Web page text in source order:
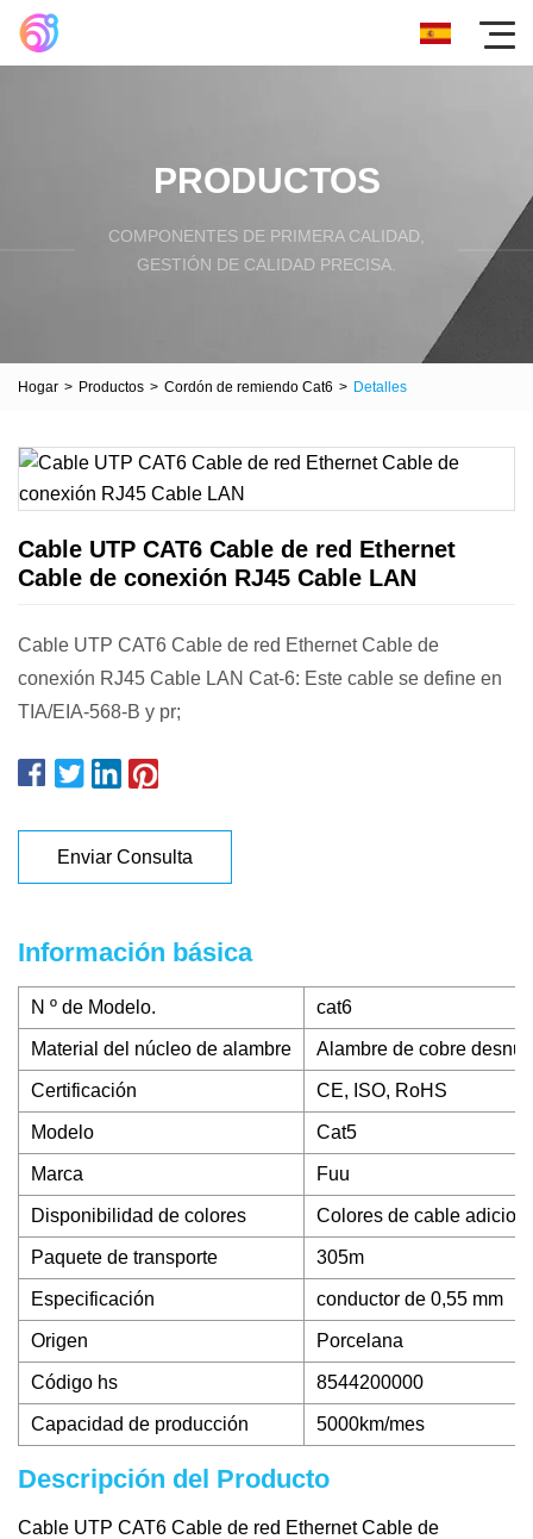
PRODUCTOS
COMPONENTES DE PRIMERA CALIDAD,
GESTIÓN DE CALIDAD PRECISA.
Hogar > Productos > Cordón de remiendo Cat6 > Detalles
Cable UTP CAT6 Cable de red Ethernet
Cable de conexión RJ45 Cable LAN
Cable UTP CAT6 Cable de red Ethernet Cable de
conexión RJ45 Cable LAN Cat-6: Este cable se define en
TIA/EIA-568-B y pr;
Enviar Consulta
Información básica
N º de Modelo. cat6
Material del núcleo de alambre Alambre de cobre
Certificación CE, ISO, RoHS
Modelo Cat5
Marca Fuu
Disponibilidad de colores Colores de cable
Paquete de transporte 305m
Especificación conductor de 0,55 mm
Origen Porcelana
Código hs 8544200000
Capacidad de producción 5000km/mes
Descripción del Producto
Cable UTP CAT6 Cable de red Ethernet Cable de